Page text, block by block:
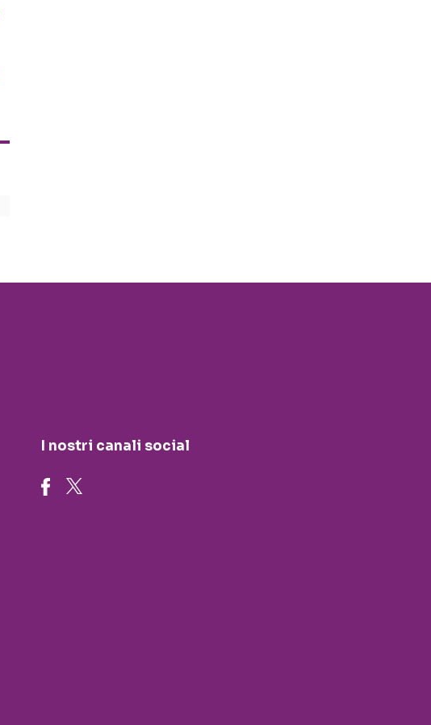
I nostri canali social